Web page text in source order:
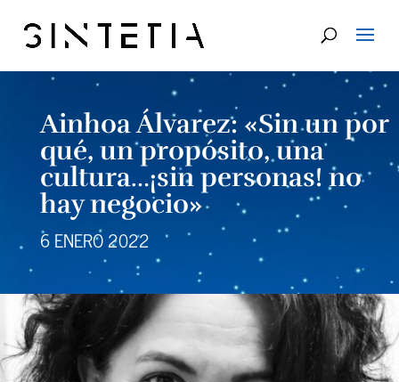
Ainhoa Álvarez: «Sin un por
qué, un propósito, una
cultura…¡sin personas! no
hay negocio»
6 ENERO 2022